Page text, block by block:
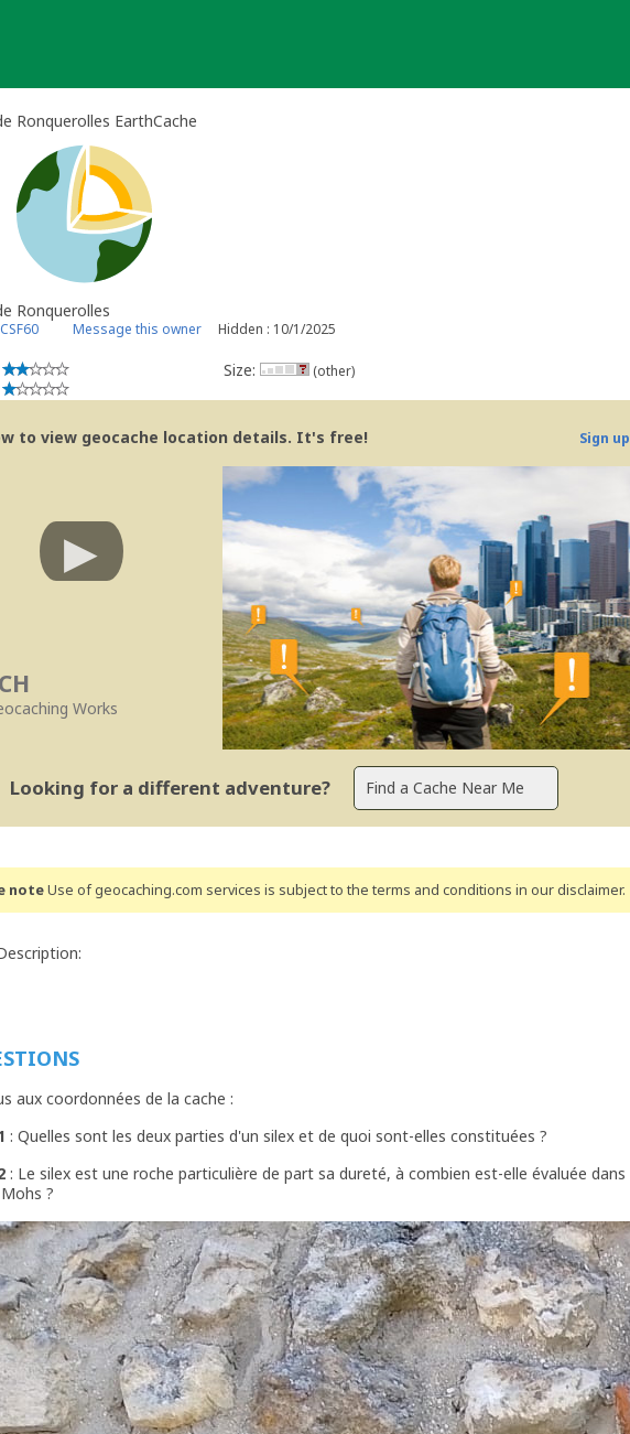
Ronquerolles EarthCache
Ronquerolles
Message this owner Hidden : 10/1/2025
Size: (other)
to view geocache location details. It's free! Sign up
Works
Looking for a different adventure?
noteUse of geocaching.com services is subject to the terms and conditions in our disclaimer.
aux coordonnées de la cache :
: Quelles sont les deux parties d'un silex et de quoi sont-elles constituées ?
: Le silex est une roche particulière de part sa dureté, à combien est-elle évaluée dans
?